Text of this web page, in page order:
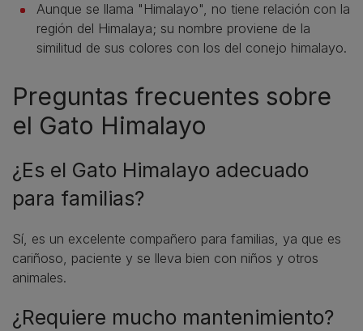
Aunque se llama "Himalayo", no tiene relación con la
región del Himalaya; su nombre proviene de la
similitud de sus colores con los del conejo himalayo.
Preguntas frecuentes sobre
el Gato Himalayo
¿Es el Gato Himalayo adecuado
para familias?
Sí, es un excelente compañero para familias, ya que es
cariñoso, paciente y se lleva bien con niños y otros
animales.
¿Requiere mucho mantenimiento?